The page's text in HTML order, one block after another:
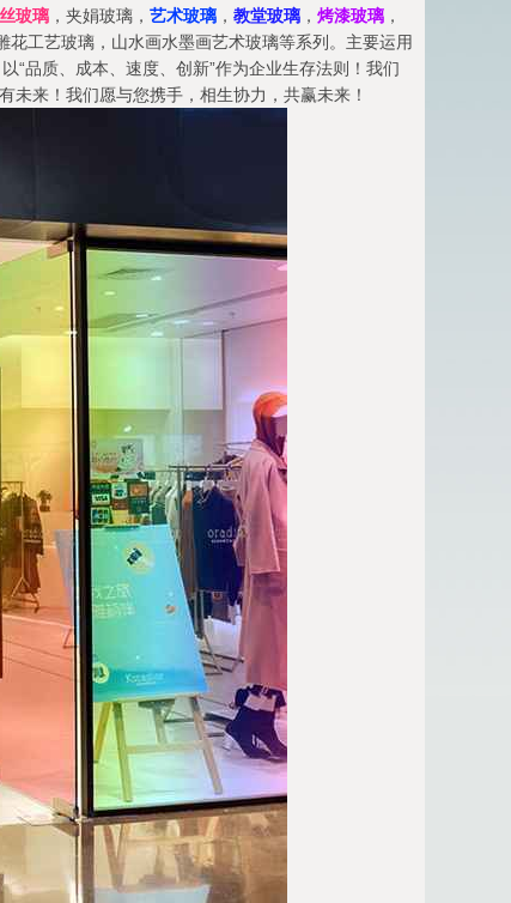
玻璃 ，夹娟玻璃， 艺术玻璃 ， 教堂玻璃 ， 烤漆玻璃 ，
花工艺玻璃，山水画水墨画艺术玻璃等系列。主要运用
“品质、成本、速度、创新”作为企业生存法则！我们
来！我们愿与您携手，相生协力，共赢未来！